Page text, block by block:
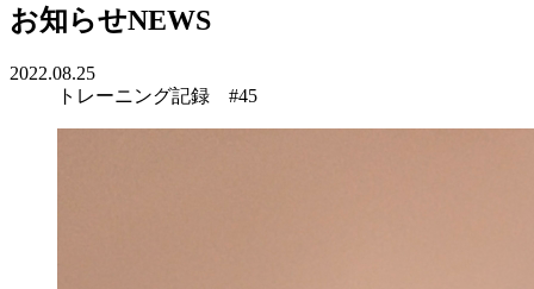
お知らせNEWS
2022.08.25
トレーニング記録 #45